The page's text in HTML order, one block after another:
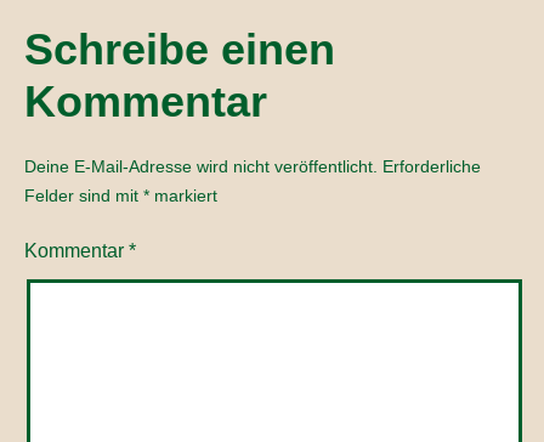
Schreibe einen
Kommentar
Deine E-Mail-Adresse wird nicht veröffentlicht. Erforderliche
Felder sind mit * markiert
Kommentar *